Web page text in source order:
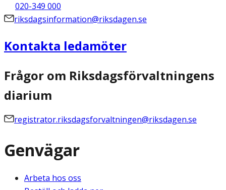
020-349 000
riksdagsinformation@riksdagen.se
Kontakta ledamöter
Frågor om Riksdagsförvaltningens
diarium
registrator.riksdagsforvaltningen@riksdagen.se
Genvägar
Arbeta hos oss